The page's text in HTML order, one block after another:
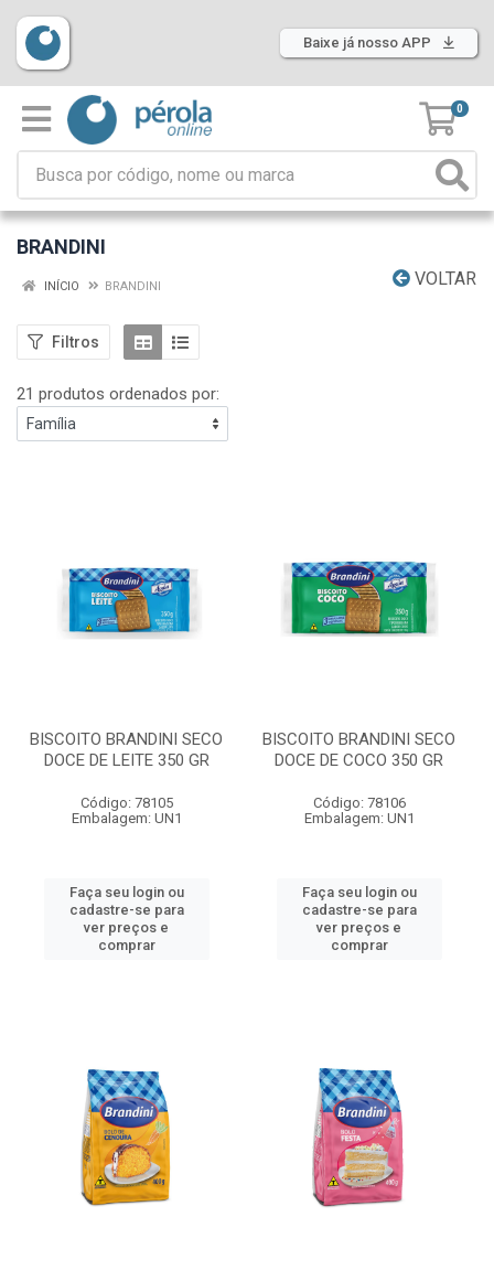
Baixe já nosso APP
0
BRANDINI
VOLTAR
INÍCIO BRANDINI
Filtros
21 produtos ordenados por:
BISCOITO BRANDINI SECO
DOCE DE LEITE 350 GR
Código: 78105
Embalagem: UN1
Faça seu login ou
cadastre-se para
ver preços e
comprar
BISCOITO BRANDINI SECO
DOCE DE COCO 350 GR
Código: 78106
Embalagem: UN1
Faça seu login ou
cadastre-se para
ver preços e
comprar